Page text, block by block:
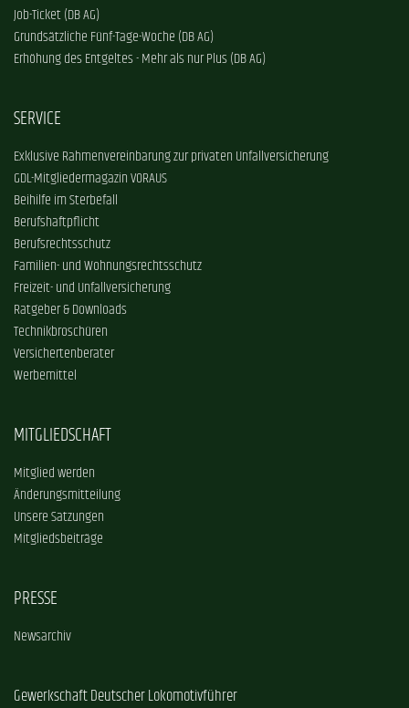
Job-Ticket (DB AG)
Grundsätzliche Fünf-Tage-Woche (DB AG)
Erhöhung des Entgeltes - Mehr als nur Plus (DB AG)
SERVICE
Exklusive Rahmenvereinbarung zur privaten Unfallversicherung
GDL-Mitgliedermagazin VORAUS
Beihilfe im Sterbefall
Berufshaftpflicht
Berufsrechtsschutz
Familien- und Wohnungsrechtsschutz
Freizeit- und Unfallversicherung
Ratgeber & Downloads
Technikbroschüren
Versichertenberater
Werbemittel
MITGLIEDSCHAFT
Mitglied werden
Änderungsmitteilung
Unsere Satzungen
Mitgliedsbeiträge
PRESSE
Newsarchiv
Gewerkschaft Deutscher Lokomotivführer